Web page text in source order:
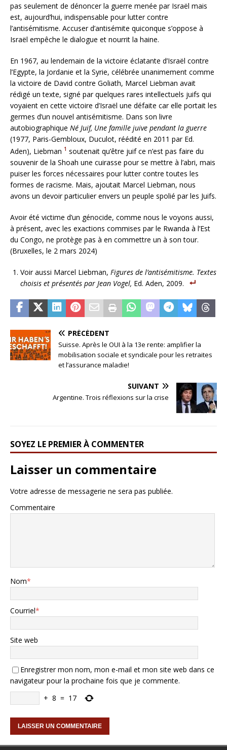
pas seulement de dénoncer la guerre menée par Israël mais
est, aujourd’hui, indispensable pour lutter contre
l’antisémitisme. Accuser d’antisémite quiconque s’oppose à
Israël empêche le dialogue et nourrit la haine.
En 1967, au lendemain de la victoire éclatante d’Israël contre
l’Egypte, la Jordanie et la Syrie, célébrée unanimement comme
la victoire de David contre Goliath, Marcel Liebman avait
rédigé un texte, signé par quelques rares intellectuels juifs qui
voyaient en cette victoire d’Israël une défaite car elle portait les
germes d’un nouvel antisémitisme. Dans son livre
autobiographique Né Juif, Une famille juive pendant la guerre
(1977, Paris-Gembloux, Duculot, réédité en 2011 par Ed.
Aden), Liebman 1 soutenait qu’être juif ce n’est pas faire du
souvenir de la Shoah une cuirasse pour se mettre à l’abri, mais
puiser les forces nécessaires pour lutter contre toutes les
formes de racisme. Mais, ajoutait Marcel Liebman, nous
avons un devoir particulier envers un peuple spolié par les Juifs.
Avoir été victime d’un génocide, comme nous le voyons aussi,
à présent, avec les exactions commises par le Rwanda à l’Est
du Congo, ne protège pas à en commettre un à son tour.
(Bruxelles, le 2 mars 2024)
Voir aussi Marcel Liebman, Figures de l’antisémitisme. Textes
choisis et présentés par Jean Vogel, Ed. Aden, 2009.
PRÉCÉDENT
Suisse. Après le OUI à la 13e rente: amplifier la
mobilisation sociale et syndicale pour les retraites
et l’assurance maladie!
SUIVANT
Argentine. Trois réflexions sur la crise
SOYEZ LE PREMIER À COMMENTER
Laisser un commentaire
Votre adresse de messagerie ne sera pas publiée.
Commentaire
Nom*
Courriel*
Site web
Enregistrer mon nom, mon e-mail et mon site web dans ce
navigateur pour la prochaine fois que je commente.
+ 8 = 17